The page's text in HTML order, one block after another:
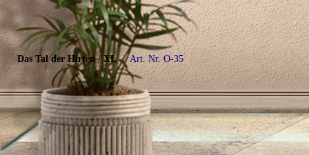
Das Tal der Hirten / XLArt. Nr. O-35